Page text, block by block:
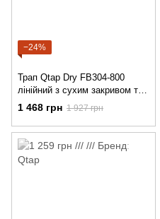
−24%
Трап Qtap Dry FB304-800
лінійний з сухим закривом та
нержавіючою решіткою
1 468 грн 1 927 грн